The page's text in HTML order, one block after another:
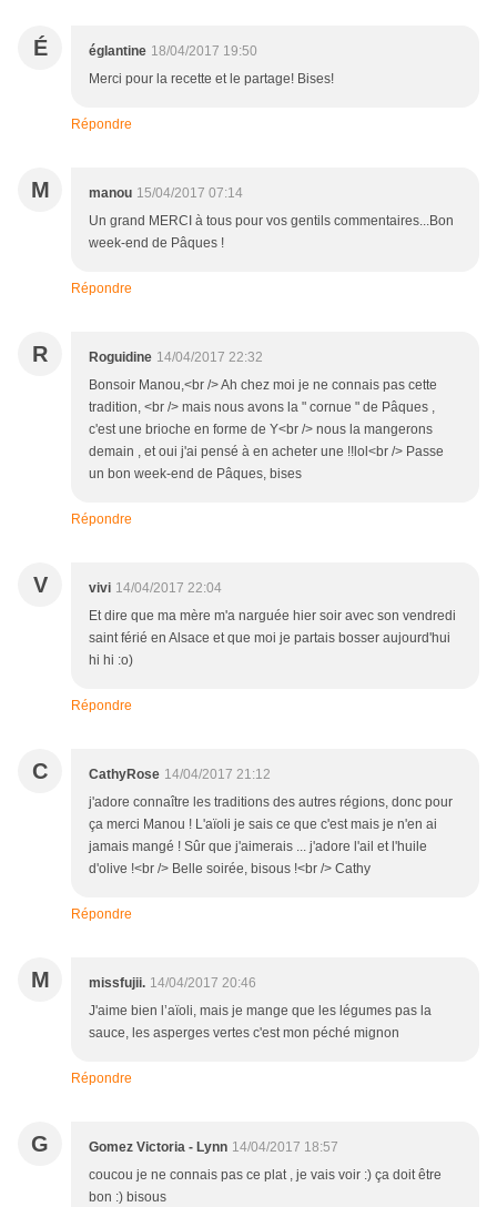
É églantine 18/04/2017 19:50
Merci pour la recette et le partage! Bises!
Répondre
M manou 15/04/2017 07:14
Un grand MERCI à tous pour vos gentils commentaires...Bon
week-end de Pâques !
Répondre
R Roguidine 14/04/2017 22:32
Bonsoir Manou,<br /> Ah chez moi je ne connais pas cette
tradition, <br /> mais nous avons la " cornue " de Pâques ,
c'est une brioche en forme de Y<br /> nous la mangerons
demain , et oui j'ai pensé à en acheter une !!lol<br /> Passe
un bon week-end de Pâques, bises
Répondre
V vivi 14/04/2017 22:04
Et dire que ma mère m'a narguée hier soir avec son vendredi
saint férié en Alsace et que moi je partais bosser aujourd'hui
hi hi :o)
Répondre
C CathyRose 14/04/2017 21:12
j'adore connaître les traditions des autres régions, donc pour
ça merci Manou ! L'aïoli je sais ce que c'est mais je n'en ai
jamais mangé ! Sûr que j'aimerais ... j'adore l'ail et l'huile
d'olive !<br /> Belle soirée, bisous !<br /> Cathy
Répondre
M missfujii. 14/04/2017 20:46
J'aime bien l’aïoli, mais je mange que les légumes pas la
sauce, les asperges vertes c'est mon péché mignon
Répondre
G Gomez Victoria - Lynn 14/04/2017 18:57
coucou je ne connais pas ce plat , je vais voir :) ça doit être
bon :) bisous